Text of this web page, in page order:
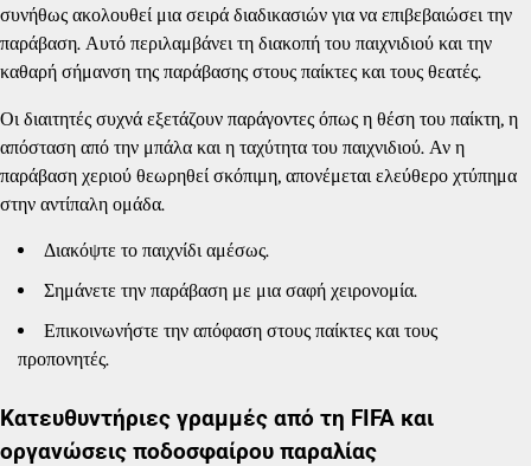
συνήθως ακολουθεί μια σειρά διαδικασιών για να επιβεβαιώσει την
παράβαση. Αυτό περιλαμβάνει τη διακοπή του παιχνιδιού και την
καθαρή σήμανση της παράβασης στους παίκτες και τους θεατές.
Οι διαιτητές συχνά εξετάζουν παράγοντες όπως η θέση του παίκτη, η
απόσταση από την μπάλα και η ταχύτητα του παιχνιδιού. Αν η
παράβαση χεριού θεωρηθεί σκόπιμη, απονέμεται ελεύθερο χτύπημα
στην αντίπαλη ομάδα.
Διακόψτε το παιχνίδι αμέσως.
Σημάνετε την παράβαση με μια σαφή χειρονομία.
Επικοινωνήστε την απόφαση στους παίκτες και τους
προπονητές.
Κατευθυντήριες γραμμές από τη FIFA και
οργανώσεις ποδοσφαίρου παραλίας